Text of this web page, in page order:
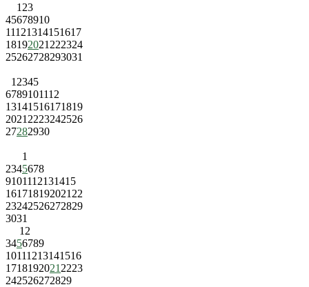
1 23
45678910
11121314151617
18192021 222324
25262728293031
1 2345
6789101112
13141516171819
2021 2223242526
27282930
1
2345678
9101112131415
161718192021 22
23242526272829
3031
1 2
3456789
10111213141516
1718192021 2223
242526272829